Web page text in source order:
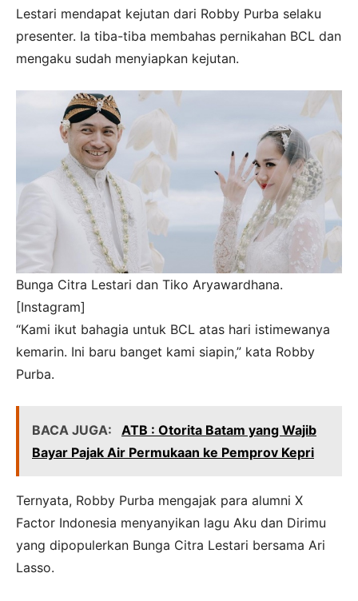
Lestari mendapat kejutan dari Robby Purba selaku
presenter. Ia tiba-tiba membahas pernikahan BCL dan
mengaku sudah menyiapkan kejutan.
Bunga Citra Lestari dan Tiko Aryawardhana.
[Instagram]
“Kami ikut bahagia untuk BCL atas hari istimewanya
kemarin. Ini baru banget kami siapin,” kata Robby
Purba.
BACA JUGA:
ATB : Otorita Batam yang Wajib
Bayar Pajak Air Permukaan ke Pemprov Kepri
Ternyata, Robby Purba mengajak para alumni X
Factor Indonesia menyanyikan lagu Aku dan Dirimu
yang dipopulerkan Bunga Citra Lestari bersama Ari
Lasso.